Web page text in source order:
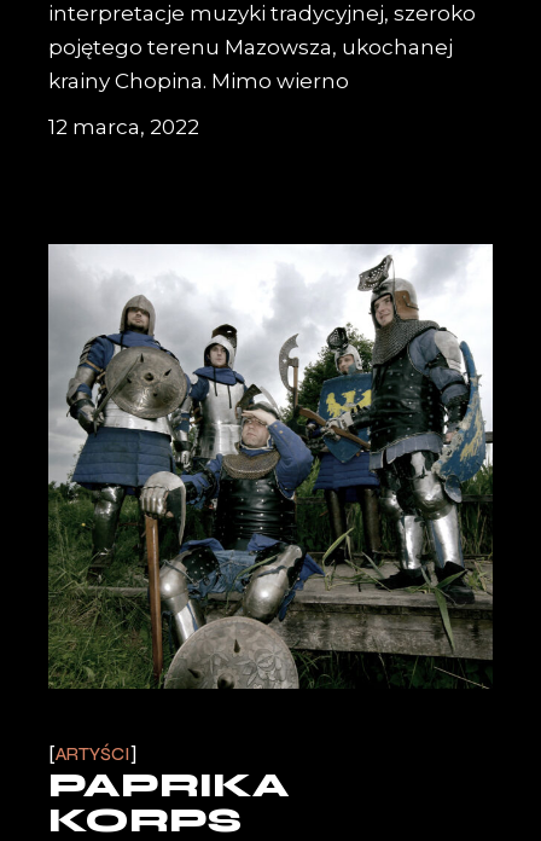
interpretacje muzyki tradycyjnej, szeroko
pojętego terenu Mazowsza, ukochanej
krainy Chopina. Mimo wierno
12 marca, 2022
ARTYŚCI
PAPRIKA
KORPS